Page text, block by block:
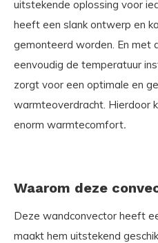
uitstekende oplossing voor
heeft een slank ontwerp en
gemonteerd worden. En met
eenvoudig de temperatuur
zorgt voor een optimale en
warmteoverdracht. Hierdoor
enorm warmtecomfort.
Waarom deze
Deze wandconvector heeft
maakt hem uitstekend